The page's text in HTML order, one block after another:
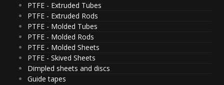
PTFE - Extruded Tubes
PTFE - Extruded Rods
PTFE - Molded Tubes
PTFE - Molded Rods
PTFE - Molded Sheets
PTFE - Skived Sheets
Dimpled sheets and discs
Guide tapes